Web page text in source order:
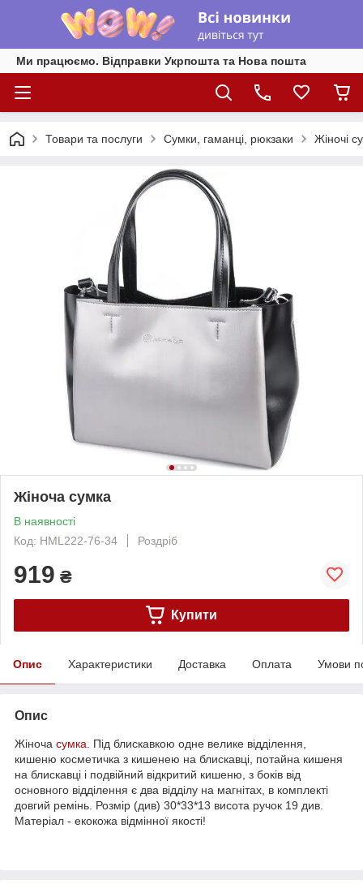
Ми працюємо. Відправки Укрпошта та Нова пошта
Товари та послуги Сумки, гаманці, рюкзаки Жіночі
Жіноча сумка
В наявності
Код: HML222-76-34
Роздріб
919 ₴
Купити
Опис Характеристики Доставка Оплата Умови
Опис
Жіноча сумка . Під блискавкою одне велике відділення,
кишеню косметичка з кишенею на блискавці, потайна кишеня
на блискавці і подвійний відкритий кишеню, з боків від
основного відділення є два відділу на магнітах, в комплекті
довгий ремінь. Розмір (див) 30*33*13 висота ручок 19 див.
Матеріал - екокожа відмінної якості!